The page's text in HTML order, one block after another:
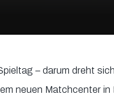
– darum dreht
neuen Matchcenter